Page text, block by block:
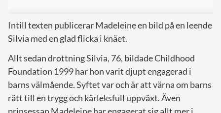
Intill texten publicerar Madeleine en bild på en leende
Silvia med en glad flicka i knäet.
Allt sedan drottning Silvia, 76, bildade Childhood
Foundation 1999 har hon varit djupt engagerad i
barns välmående. Syftet var och är att värna om barns
rätt till en trygg och kärleksfull uppväxt. Även